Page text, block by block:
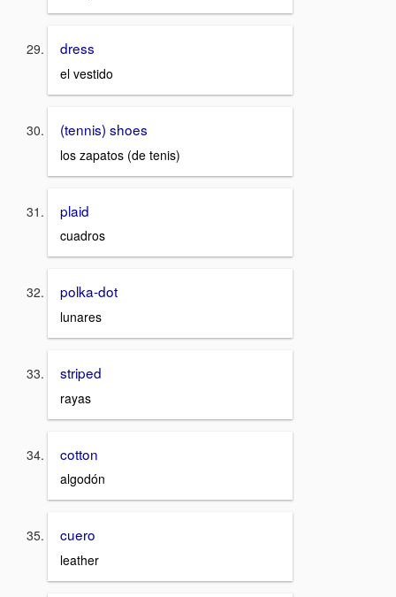
dress
el vestido
(tennis) shoes
los zapatos (de tenis)
plaid
cuadros
polka-dot
lunares
striped
rayas
cotton
algodón
cuero
leather